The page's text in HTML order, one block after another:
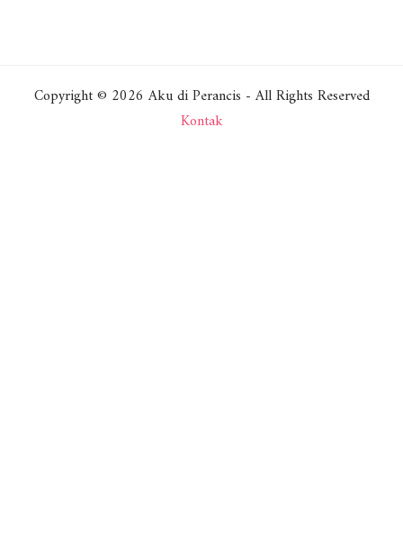
Copyright © 2026 Aku di Perancis - All Rights Reserved
Kontak